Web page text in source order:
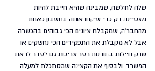
שלה לחולשה, שמבינה שהיא חייבת להיות
מצטיינת רק כדי שיקחו אותה בחשבון כאחת
מהחבר'ה, שמקבלת ציונים הכי גבוהים בהכשרה
אבל לא מקבלת את התפקידים הכי נחשקים או
שרק חיילות בתורנות רסר צריכות גם לסדר לו את
המשרד. ולבסוף את הקצינה שמסתכלת למעלה